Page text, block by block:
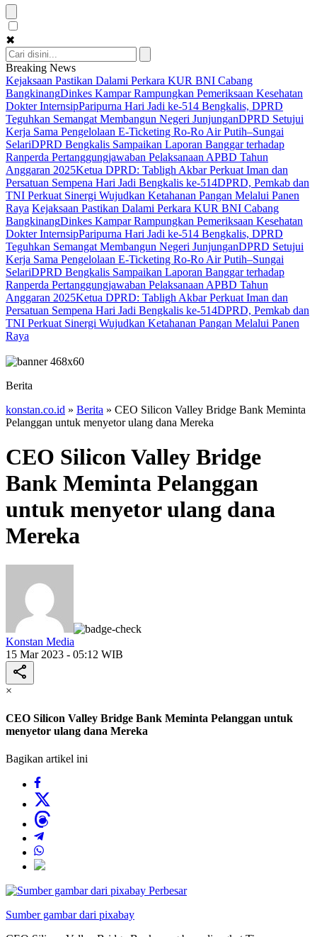
✖
Breaking News
Kejaksaan Pastikan Dalami Perkara KUR BNI Cabang
BangkinangDinkes Kampar Rampungkan Pemeriksaan Kesehatan
Dokter InternsipParipurna Hari Jadi ke-514 Bengkalis, DPRD
Teguhkan Semangat Membangun Negeri JunjunganDPRD Setujui
Kerja Sama Pengelolaan E-Ticketing Ro-Ro Air Putih–Sungai
SelariDPRD Bengkalis Sampaikan Laporan Banggar terhadap
Ranperda Pertanggungjawaban Pelaksanaan APBD Tahun
Anggaran 2025Ketua DPRD: Tabligh Akbar Perkuat Iman dan
Persatuan Sempena Hari Jadi Bengkalis ke-514DPRD, Pemkab dan
TNI Perkuat Sinergi Wujudkan Ketahanan Pangan Melalui Panen
Raya Kejaksaan Pastikan Dalami Perkara KUR BNI Cabang
BangkinangDinkes Kampar Rampungkan Pemeriksaan Kesehatan
Dokter InternsipParipurna Hari Jadi ke-514 Bengkalis, DPRD
Teguhkan Semangat Membangun Negeri JunjunganDPRD Setujui
Kerja Sama Pengelolaan E-Ticketing Ro-Ro Air Putih–Sungai
SelariDPRD Bengkalis Sampaikan Laporan Banggar terhadap
Ranperda Pertanggungjawaban Pelaksanaan APBD Tahun
Anggaran 2025Ketua DPRD: Tabligh Akbar Perkuat Iman dan
Persatuan Sempena Hari Jadi Bengkalis ke-514DPRD, Pemkab dan
TNI Perkuat Sinergi Wujudkan Ketahanan Pangan Melalui Panen
Raya
Berita
konstan.co.id » Berita » CEO Silicon Valley Bridge Bank Meminta
Pelanggan untuk menyetor ulang dana Mereka
CEO Silicon Valley Bridge
Bank Meminta Pelanggan
untuk menyetor ulang dana
Mereka
Konstan Media
15 Mar 2023 - 05:12 WIB
×
CEO Silicon Valley Bridge Bank Meminta Pelanggan untuk
menyetor ulang dana Mereka
Bagikan artikel ini
Perbesar
Sumber gambar dari pixabay